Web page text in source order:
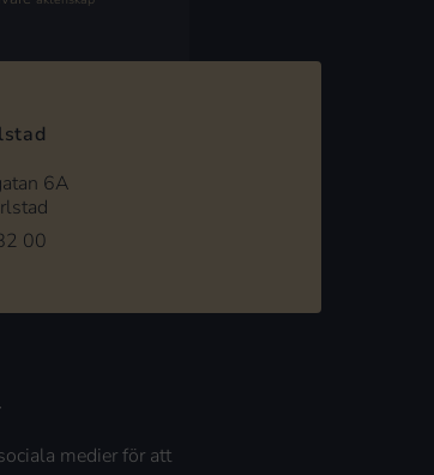
6A
00
medier för att